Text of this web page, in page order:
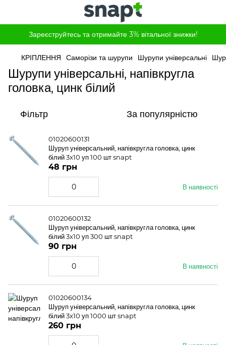
Зареєструйтесь та отримайте 3% вітальної знижки!
КРІПЛЕННЯ Саморізи та шурупи Шурупи універсальні
Шурупи універсальні, напівкругла
головка, цинк білий
Фільтр За популярністю
01020600131
Шуруп універсальний, напівкругла головка, цинк
білий 3x10 уп 100 шт snapt
В наявності
48 грн
01020600132
Шуруп універсальний, напівкругла головка, цинк
білий 3x10 уп 300 шт snapt
В наявності
90 грн
01020600134
Шуруп універсальний, напівкругла головка, цинк
білий 3x10 уп 1000 шт snapt
260 грн